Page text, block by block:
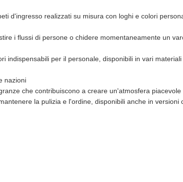
d'ingresso realizzati su misura con loghi e colori
i flussi di persone o chidere momentaneamente un
indispensabili per il personale, disponibili in vari
nazioni
che contribuiscono a creare un'atmosfera piacevole
la pulizia e l'ordine, disponibili anche in versioni